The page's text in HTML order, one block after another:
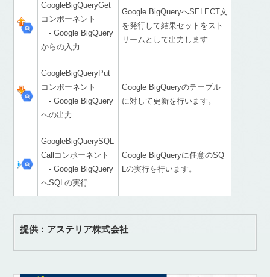
GoogleBigQueryGet
コンポーネント
- Google BigQuery
からの入力
Google BigQueryへSELECT文
を発行して結果セットをスト
リームとして出力します
GoogleBigQueryPut
コンポーネント
- Google BigQuery
への出力
Google BigQueryのテーブル
に対して更新を行います。
GoogleBigQuerySQL
Callコンポーネント
- Google BigQuery
へSQLの実行
Google BigQueryに任意のSQ
Lの実行を行います。
提供：アステリア株式会社